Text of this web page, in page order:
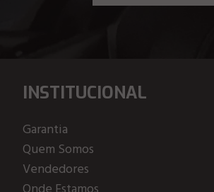
INSTITUCIONAL
Garantia
Quem Somos
Vendedores